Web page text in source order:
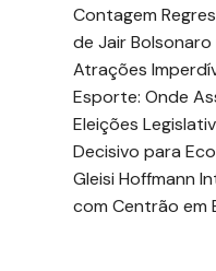
Contagem
de Jair Bolsonaro
Atrações
Esporte: Onde
Eleições
Decisivo para
Gleisi Hoffmann
com Centrão em